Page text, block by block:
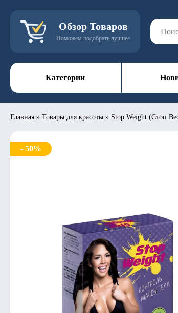
Обзор Товаров
Поможем подобрать лучшее
Категории
Главная » Товары для красоты » Stop Weight (Стоп
- 50%